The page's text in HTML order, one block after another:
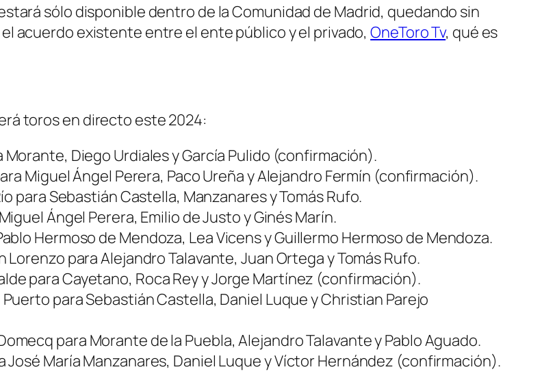
sólo disponible dentro de la Comunidad de Madrid, quedando sin
el acuerdo existente entre el ente público y el privado,OneToro Tv, qué es
toros en directo este 2024:
Diego Urdiales y García Pulido (confirmación).
Miguel Ángel Perera, Paco Ureña y Alejandro Fermín (confirmación).
para Sebastián Castella, Manzanares y Tomás Rufo.
Ángel Perera, Emilio de Justo y Ginés Marín.
Hermoso de Mendoza, Lea Vicens y Guillermo Hermoso de Mendoza.
Lorenzo para Alejandro Talavante, Juan Ortega y Tomás Rufo.
para Cayetano, Roca Rey y Jorge Martínez (confirmación).
para Sebastián Castella, Daniel Luque y Christian Parejo
para Morante de la Puebla, Alejandro Talavante y Pablo Aguado.
José María Manzanares, Daniel Luque y Víctor Hernández (confirmación).